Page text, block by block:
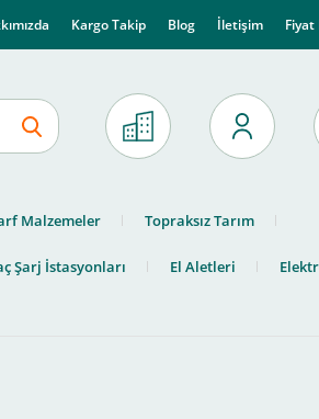
Kargo Takip Blog İletişim
Malzemeler Topraksız Tarım
Şarj İstasyonları El Aletleri